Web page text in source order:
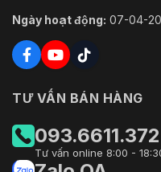
Ngày hoạt động: 07-04-
TƯ VẤN BÁN HÀNG
093.6611.372
Tư vấn online 8:00 -